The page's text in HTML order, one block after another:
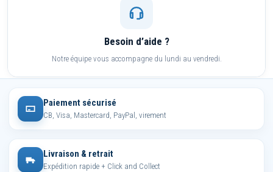
Besoin d’aide ?
Notre équipe vous accompagne du lundi au vendredi.
Paiement sécurisé
CB, Visa, Mastercard, PayPal, virement
Livraison & retrait
Expédition rapide + Click and Collect